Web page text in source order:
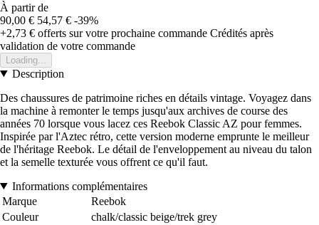
À partir de
90,00 € 54,57 € -39%
+2,73 € offerts sur votre prochaine commande Crédités après
validation de votre commande
Loading...
Description
Des chaussures de patrimoine riches en détails vintage. Voyagez dans
la machine à remonter le temps jusqu'aux archives de course des
années 70 lorsque vous lacez ces Reebok Classic AZ pour femmes.
Inspirée par l'Aztec rétro, cette version moderne emprunte le meilleur
de l'héritage Reebok. Le détail de l'enveloppement au niveau du talon
et la semelle texturée vous offrent ce qu'il faut.
Informations complémentaires
Marque
Reebok
Couleur
chalk/classic beige/trek grey